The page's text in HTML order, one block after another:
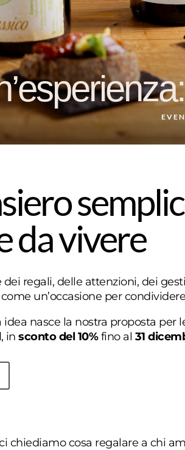
da vivere
regali, delle attenzioni, dei
un’occasione per
nasce la nostra proposta per
, in sconto del 10%fino al 31
chiediamo cosa regalare a chi